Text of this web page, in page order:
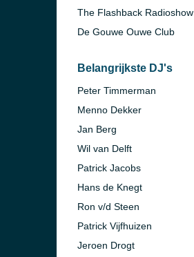
The Flashback Radioshow
De Gouwe Ouwe Club
Belangrijkste DJ's
Peter Timmerman
Menno Dekker
Jan Berg
Wil van Delft
Patrick Jacobs
Hans de Knegt
Ron v/d Steen
Patrick Vijfhuizen
Jeroen Drogt